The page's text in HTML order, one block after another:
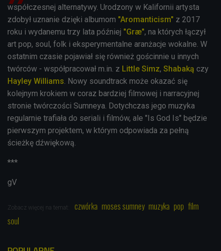
współczesnej alternatywy. Urodzony w Kalifornii artysta
zdobył uznanie dzięki albumom "Aromanticism" z 2017
roku i wydanemu trzy lata później "Græ", na których łączył
art pop, soul, folk i eksperymentalne aranżacje wokalne. W
ostatnim czasie pojawiał się również gościnnie u innych
twórców - współpracował m.in. z Little Simz, Shabaką czy
Hayley Williams . Nowy soundtrack może okazać się
kolejnym krokiem w coraz bardziej filmowej i narracyjnej
stronie twórczości Sumneya. Dotychczas jego muzyka
regularnie trafiała do seriali i filmów, ale "Is God Is" będzie
pierwszym projektem, w którym odpowiada za pełną
ścieżkę dźwiękową.
***
gV
Zobacz więcej na temat: czwórka moses sumney muzyka pop film
soul